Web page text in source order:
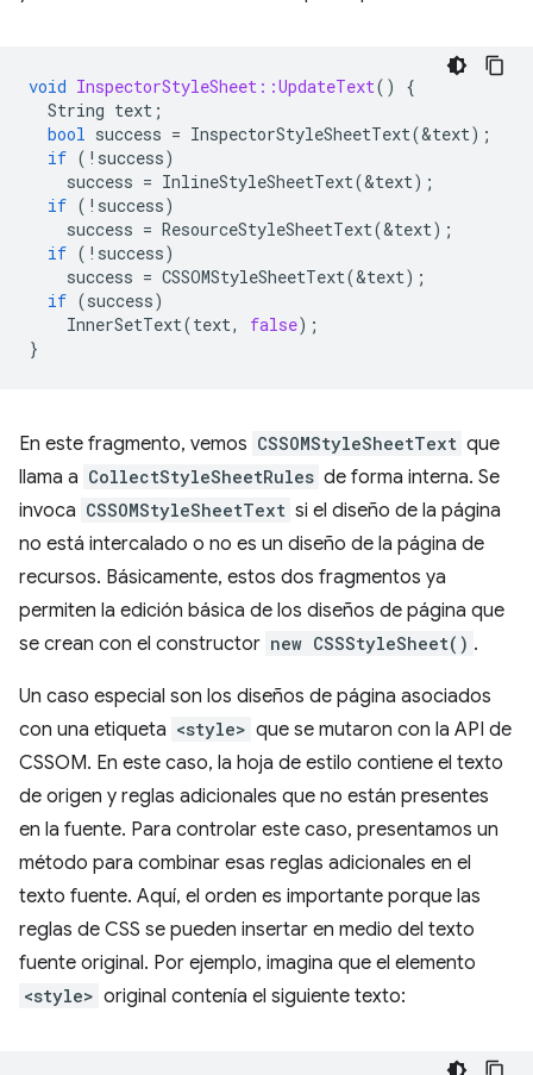
void InspectorStyleSheet::UpdateText()
{
String text ;
bool success = InspectorStyleSheetText(&text);
if ( ! success)
success = InlineStyleSheetText(&text);
if ( ! success)
success = ResourceStyleSheetText(&text);
if ( ! success)
success = CSSOMStyleSheetText(&text);
if (success)
InnerSetText(text, false);
}
En este fragmento, vemos CSSOMStyleSheetText que
llama a CollectStyleSheetRules de forma interna. Se
invoca CSSOMStyleSheetText si el diseño de la página
no está intercalado o no es un diseño de la página de
recursos. Básicamente, estos dos fragmentos ya
permiten la edición básica de los diseños de página que
se crean con el constructor new CSSStyleSheet() .
Un caso especial son los diseños de página asociados
con una etiqueta <style> que se mutaron con la API de
CSSOM. En este caso, la hoja de estilo contiene el texto
de origen y reglas adicionales que no están presentes
en la fuente. Para controlar este caso, presentamos un
método para combinar esas reglas adicionales en el
texto fuente. Aquí, el orden es importante porque las
reglas de CSS se pueden insertar en medio del texto
fuente original. Por ejemplo, imagina que el elemento
<style> original contenía el siguiente texto: